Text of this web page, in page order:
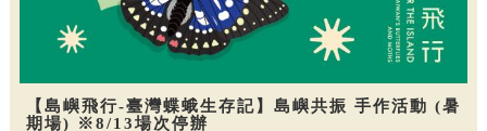
【島嶼飛行-臺灣蝶蛾生存記】島嶼共振 手作活動 (暑
期場) ※8/13場次停辦